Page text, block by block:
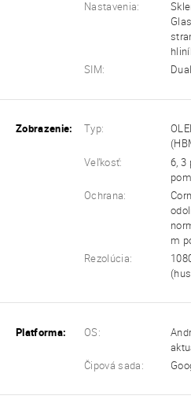
Nastavenia:
SIM:
Zobrazenie: Typ:
Veľkosť:
6, 3
Ochrana:
m
Rezolúcia:
Platforma: OS:
Čipová sada: